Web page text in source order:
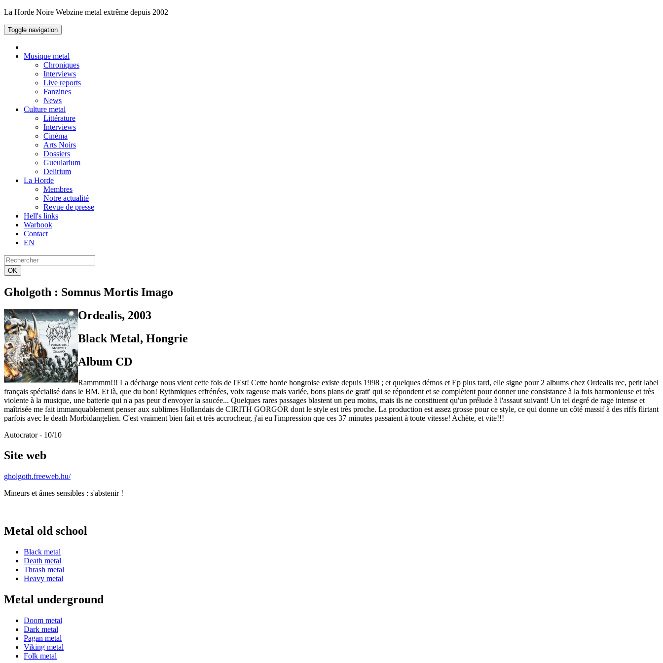
La Horde Noire Webzine metal extrême depuis 2002
Toggle navigation
Musique metal
Chroniques
Interviews
Live reports
Fanzines
News
Culture metal
Littérature
Interviews
Cinéma
Arts Noirs
Dossiers
Gueularium
Delirium
La Horde
Membres
Notre actualité
Revue de presse
Hell's links
Warbook
Contact
EN
OK
Gholgoth : Somnus Mortis Imago
Ordealis, 2003
Black Metal, Hongrie
Album CD
Rammmm!!! La décharge nous vient cette fois de l'Est! Cette horde hongroise existe depuis 1998 ; et quelques démos et Ep plus tard, elle signe pour 2 albums chez Ordealis rec, petit label
français spécialisé dans le BM. Et là, que du bon! Rythmiques effrénées, voix rageuse mais variée, bons plans de gratt' qui se répondent et se complètent pour donner une consistance à la fois harmonieuse et très
violente à la musique, une batterie qui n'a pas peur d'envoyer la saucée... Quelques rares passages blastent un peu moins, mais ils ne constituent qu'un prélude à l'assaut suivant! Un tel degré de rage intense et
maîtrisée me fait immanquablement penser aux sublimes Hollandais de CIRITH GORGOR dont le style est très proche. La production est assez grosse pour ce style, ce qui donne un côté massif à des riffs flirtant
parfois avec le death Morbidangelien. C'est vraiment bien fait et très accrocheur, j'ai eu l'impression que ces 37 minutes passaient à toute vitesse! Achète, et vite!!!
Autocrator - 10/10
Site web
gholgoth.freeweb.hu/
Mineurs et âmes sensibles : s'abstenir !
Metal old school
Black metal
Death metal
Thrash metal
Heavy metal
Metal underground
Doom metal
Dark metal
Pagan metal
Viking metal
Folk metal